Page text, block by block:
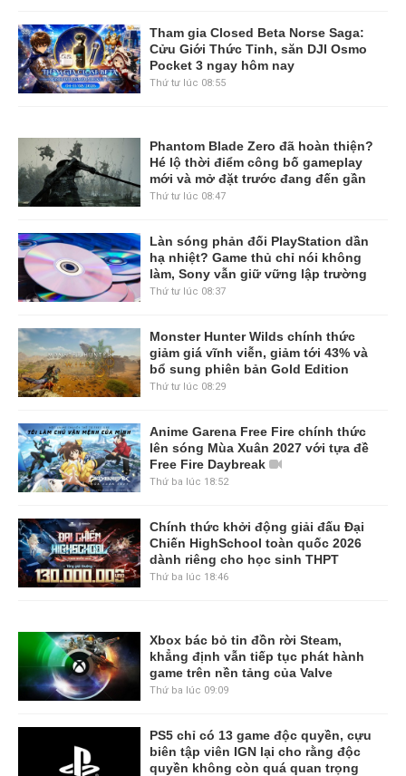
Tham gia Closed Beta Norse Saga:
Cửu Giới Thức Tỉnh, săn DJI Osmo
Pocket 3 ngay hôm nay
Thứ tư lúc 08:55
Phantom Blade Zero đã hoàn thiện?
Hé lộ thời điểm công bố gameplay
mới và mở đặt trước đang đến gần
Thứ tư lúc 08:47
Làn sóng phản đối PlayStation dần
hạ nhiệt? Game thủ chỉ nói không
làm, Sony vẫn giữ vững lập trường
Thứ tư lúc 08:37
Monster Hunter Wilds chính thức
giảm giá vĩnh viễn, giảm tới 43% và
bổ sung phiên bản Gold Edition
Thứ tư lúc 08:29
Anime Garena Free Fire chính thức
lên sóng Mùa Xuân 2027 với tựa đề
Free Fire Daybreak
Thứ ba lúc 18:52
Chính thức khởi động giải đấu Đại
Chiến HighSchool toàn quốc 2026
dành riêng cho học sinh THPT
Thứ ba lúc 18:46
Xbox bác bỏ tin đồn rời Steam,
khẳng định vẫn tiếp tục phát hành
game trên nền tảng của Valve
Thứ ba lúc 09:09
PS5 chỉ có 13 game độc quyền, cựu
biên tập viên IGN lại cho rằng độc
quyền không còn quá quan trọng